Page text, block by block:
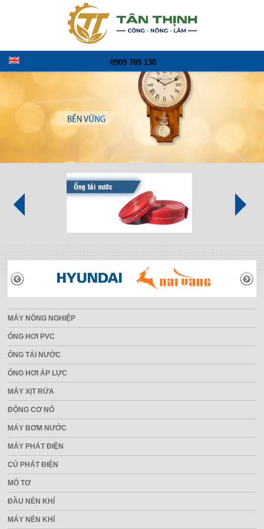
0909 789 130
THƯƠNG HIỆU
MÁY NÔNG NGHIỆP
ỐNG HƠI PVC
ỐNG TẢI NƯỚC
ỐNG HƠI ÁP LỰC
MÁY XỊT RỬA
ĐỘNG CƠ NỔ
MÁY BƠM NƯỚC
MÁY PHÁT ĐIỆN
CỦ PHÁT ĐIỆN
MÔ TƠ
ĐẦU NÉN KHÍ
MÁY NÉN KHÍ